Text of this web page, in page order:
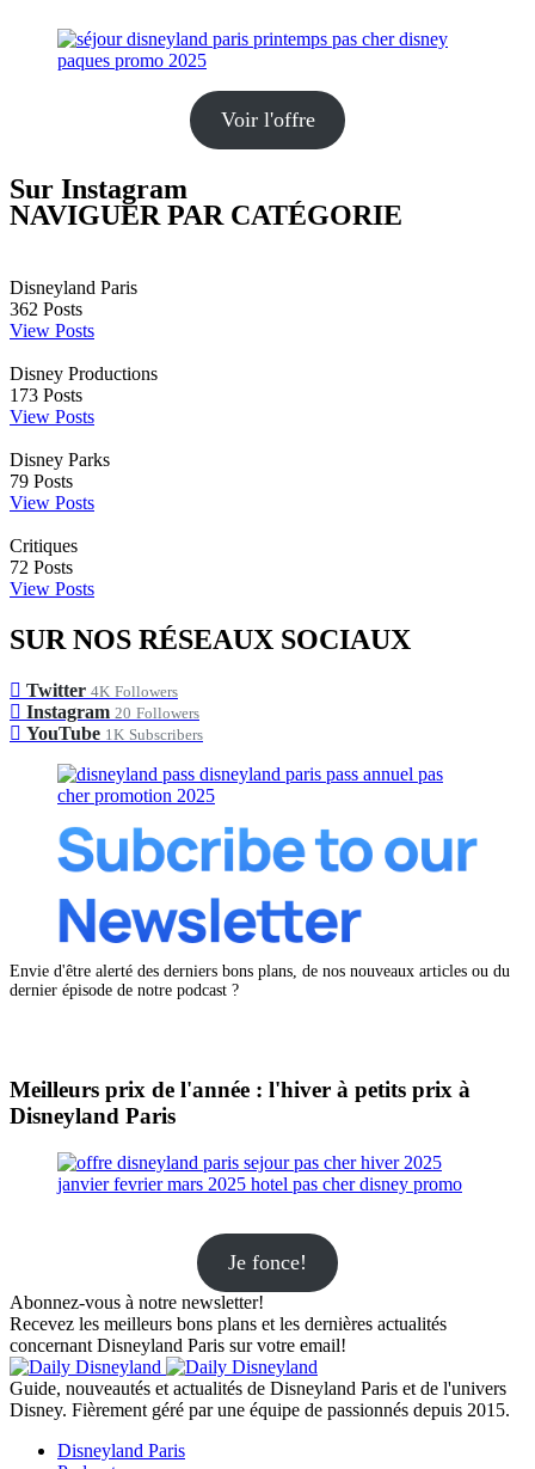
Voir l'offre
Sur Instagram
NAVIGUER PAR CATÉGORIE
Disneyland Paris
362 Posts
View Posts
Disney Productions
173 Posts
View Posts
Disney Parks
79 Posts
View Posts
Critiques
72 Posts
View Posts
SUR NOS RÉSEAUX SOCIAUX
Twitter 4K Followers
Instagram 20 Followers
YouTube 1K Subscribers
Envie d'être alerté des derniers bons plans, de nos nouveaux articles ou du
dernier épisode de notre podcast ?
Meilleurs prix de l'année : l'hiver à petits prix à
Disneyland Paris
Je fonce!
Abonnez-vous à notre newsletter!
Recevez les meilleurs bons plans et les dernières actualités
concernant Disneyland Paris sur votre email!
Guide, nouveautés et actualités de Disneyland Paris et de l'univers
Disney. Fièrement géré par une équipe de passionnés depuis 2015.
Disneyland Paris